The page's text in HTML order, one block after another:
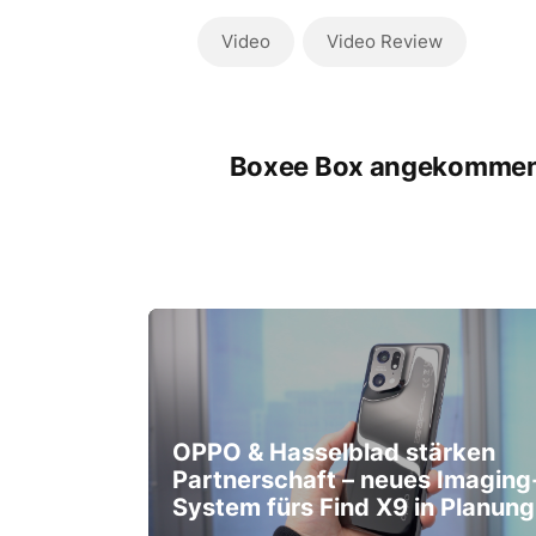
Video Video Review
Boxee Box
OPPO & Hasselblad stärken
Partnerschaft – neues
System fürs Find X9 in Planung